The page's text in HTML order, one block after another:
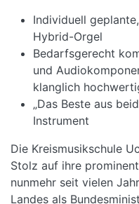
Individuell
Hybrid-Orgel
Bedarfsgerecht
und
klanglich
„Das Beste aus
Instrument
Die Kreismusikschule
Stolz auf ihre
nunmehr seit vielen
Landes als